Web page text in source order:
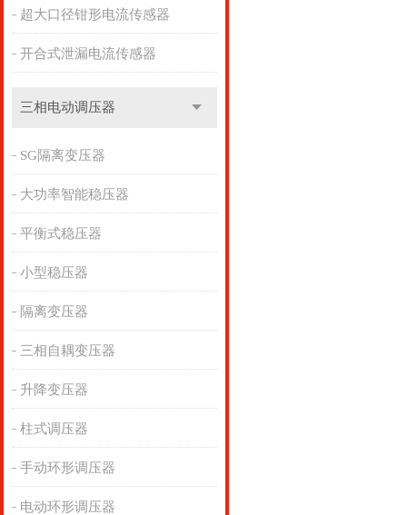
超大口径钳形电流传感器
开合式泄漏电流传感器
三相电动调压器
SG隔离变压器
大功率智能稳压器
平衡式稳压器
小型稳压器
隔离变压器
三相自耦变压器
升降变压器
柱式调压器
手动环形调压器
电动环形调压器